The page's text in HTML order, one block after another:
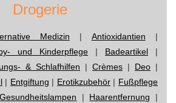
Drogerie
Medizin | Antioxidantien |
und Kinderpflege | Badeartikel |
& Schlafhilfen | Crèmes | Deo |
| Entgiftung | Erotikzubehör | Fußpflege
Gesundheitslampen | Haarentfernung |